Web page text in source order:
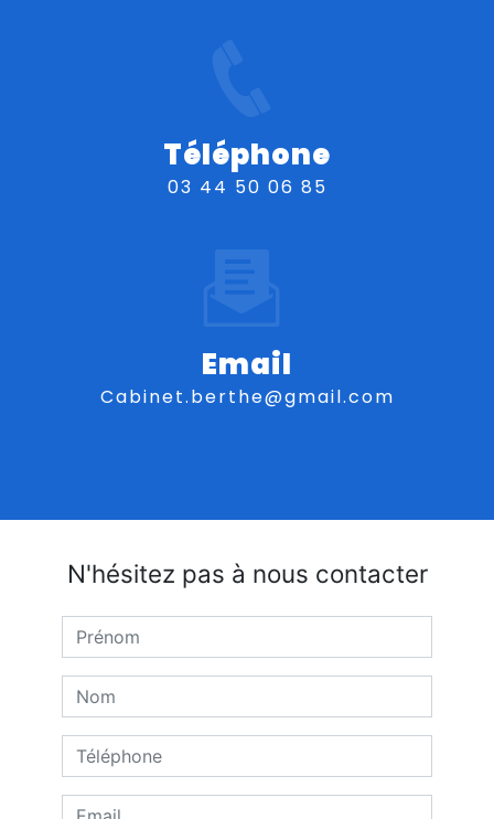
Téléphone
03 44 50 06 85
Email
cabinet.berthe@gmail.com
N'hésitez pas à nous contacter